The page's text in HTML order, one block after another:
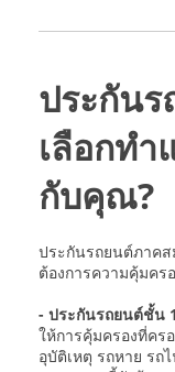
ประกัน
เลือกท
กับคุณ?
ประกันรถยนต์ภาคส
ต้องการความคุ้มคร
- ประกันรถยนต์ชั้น 1
ให้การคุ้มครองที่คร
อุบัติเหตุ รถหาย ร